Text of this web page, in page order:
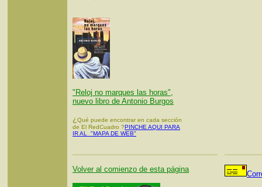
"Reloj no marques las horas",
nuevo libro de Antonio Burgos
¿ Qué puede encontrar en cada sección
de El RedCuadro ?PINCHE AQUI PARA
IR AL "MAPA DE WEB"
Volver al comienzo de esta página